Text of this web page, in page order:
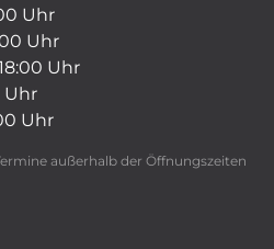
Uhr
Uhr
Uhr
Uhr
Uhr
außerhalb der Öffnungszeiten